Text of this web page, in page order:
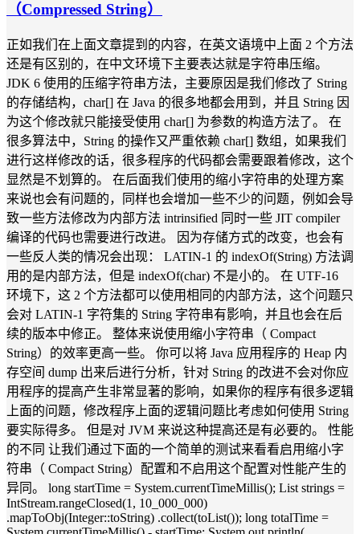
（Compressed String）
正如我们在上面文章提到的内容，在英文语境中上面 2 个方法
还是有区别的，在中文环境下主要表达就是字符串压缩。
JDK 6 使用的压缩字符串方法，主要原因是我们修改了 String
的存储结构，char[] 在 Java 的很多地都会用到，并且 String 因
为这个修改就只能接受使用 char[] 为参数的构造方法了。 在
很多算法中，String 的操作又严重依赖 char[] 数组，如果我们
进行这样修改的话，很多程序的代码都会需要跟着修改，这个
显然是不划算的。 在后面我们使用的缩小字符串的处理方案
来说也会有问题的，同样也会增加一些不少的问题，例如会导
致一些方法修改为内部方法 intrinsified 同时一些 JIT compiler
编译的代码也需要进行改进。 因为存储方式的改变，也会有
一些反人类的情况会出现： LATIN-1 的 indexOf(String) 方法调
用的是内部方法，但是 indexOf(char) 不是小的。 在 UTF-16
环境下，这 2 个方法都可以使用相同的内部方法，这个问题只
会对 LATIN-1 字符集的 String 字符串有影响，并且也会在后
续的版本中修正。 整体来说使用缩小字符串（ Compact
String）的效率更高一些。 你可以将 Java 应用程序的 Heap 内
存空间 dump 出来后进行分析，针对 String 的改进不会对你应
用程序的提高产生非常显著的影响，如果你的程序有很多逻辑
上面的问题，修改程序上面的逻辑问题比考虑如何使用 String
要实际得多。 但是对 JVM 来说这种提高还是有必要的。 性能
的不同 让我们通过下面的一个简单的测试来看看启用缩小字
符串（ Compact String）配置和不启用这个配置对性能产生的
异同。 long startTime = System.currentTimeMillis(); List strings =
IntStream.rangeClosed(1, 10_000_000)
.mapToObj(Integer::toString) .collect(toList()); long totalTime =